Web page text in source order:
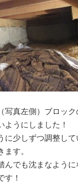
写真左側）ブロック
ようにしました！
に少しずつ調整し
ます。
んでも沈まなように
す！